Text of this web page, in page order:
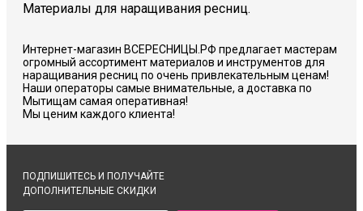
Материалы для наращивания ресниц.
Интернет-магазин ВСЕРЕСНИЦЫ.РФ предлагает мастерам
огромный ассортимент материалов и инструментов для
наращивания ресниц по очень привлекательным ценам!
Наши операторы самые внимательные, а доставка по
Мытищам самая оперативная!
Мы ценим каждого клиента!
ПОДПИШИТЕСЬ И ПОЛУЧАЙТЕ
ДОПОЛНИТЕЛЬНЫЕ СКИДКИ